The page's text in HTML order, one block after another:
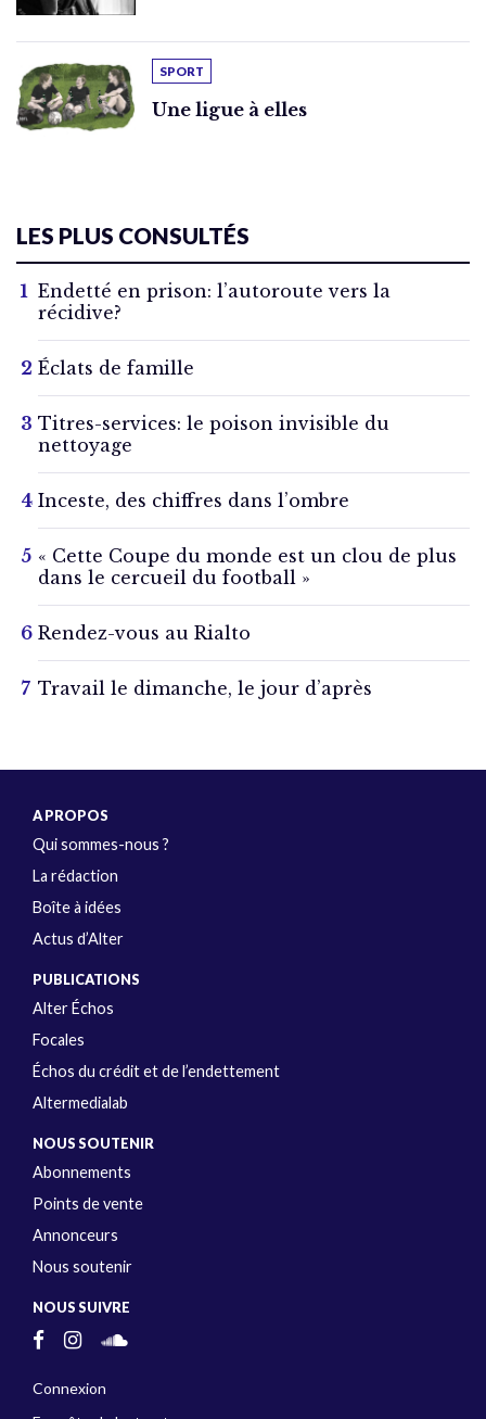
SPORT
Une ligue à elles
LES PLUS CONSULTÉS
Endetté en prison: l’autoroute vers la
récidive?
Éclats de famille
Titres-services: le poison invisible du
nettoyage
Inceste, des chiffres dans l’ombre
« Cette Coupe du monde est un clou de plus
dans le cercueil du football »
Rendez-vous au Rialto
Travail le dimanche, le jour d’après
A PROPOS
Qui sommes-nous ?
La rédaction
Boîte à idées
Actus d’Alter
PUBLICATIONS
Alter Échos
Focales
Échos du crédit et de l’endettement
Altermedialab
NOUS SOUTENIR
Abonnements
Points de vente
Annonceurs
Nous soutenir
NOUS SUIVRE
Connexion